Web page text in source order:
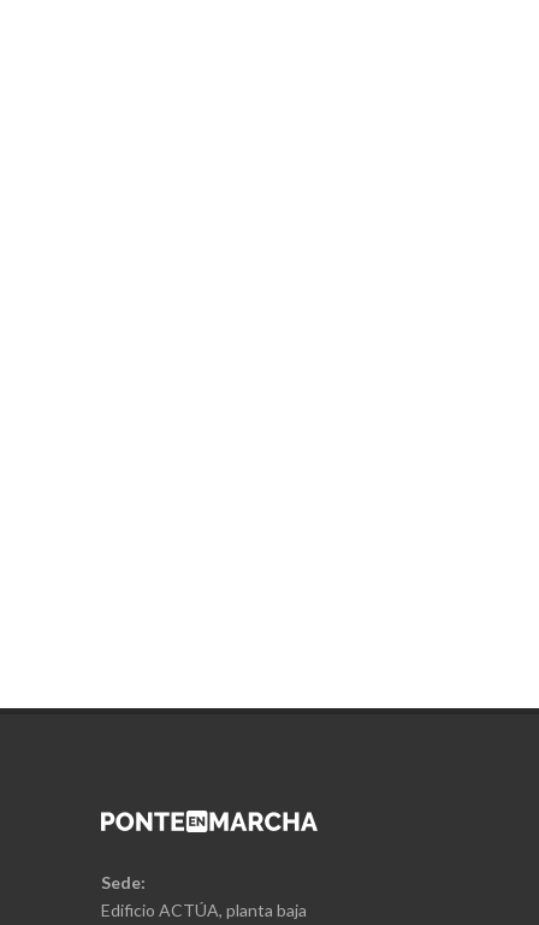
Sede:
Edificio ACTÚA, planta baja